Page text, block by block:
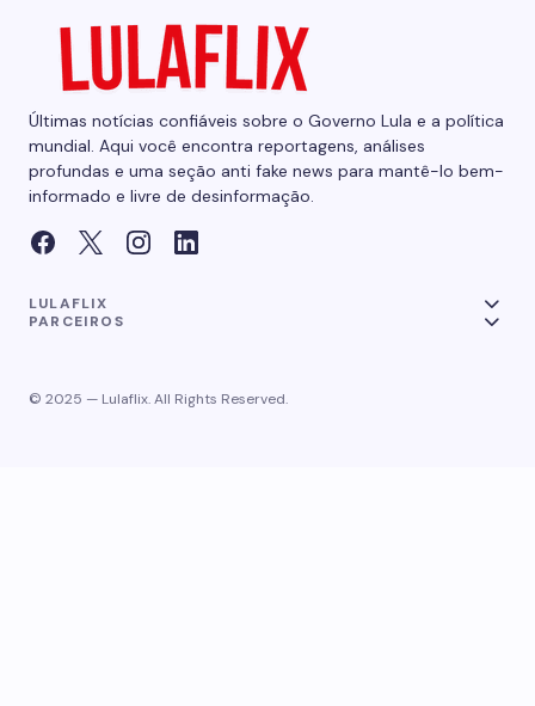
Últimas notícias confiáveis sobre o Governo Lula e a política
mundial. Aqui você encontra reportagens, análises
profundas e uma seção anti fake news para mantê-lo bem-
informado e livre de desinformação.
LULAFLIX
PARCEIROS
© 2025 — Lulaflix. All Rights Reserved.